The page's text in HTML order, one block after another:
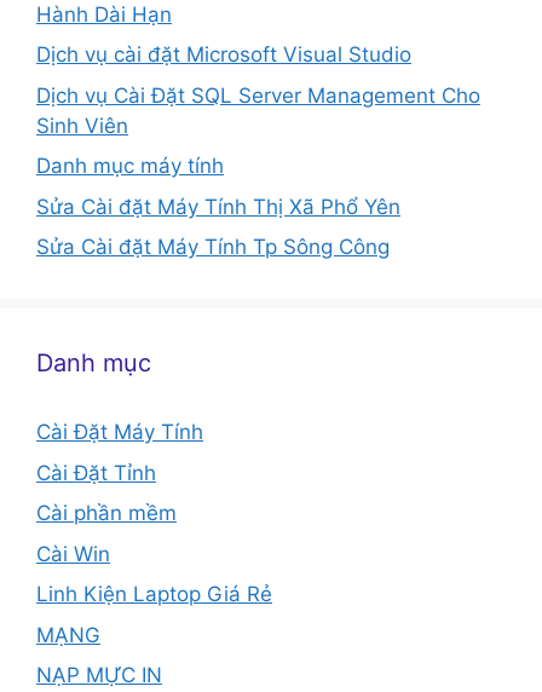
Hành Dài Hạn
Dịch vụ cài đặt Microsoft Visual Studio
Dịch vụ Cài Đặt SQL Server Management Cho
Sinh Viên
Danh mục máy tính
Sửa Cài đặt Máy Tính Thị Xã Phổ Yên
Sửa Cài đặt Máy Tính Tp Sông Công
Danh mục
Cài Đặt Máy Tính
Cài Đặt Tỉnh
Cài phần mềm
Cài Win
Linh Kiện Laptop Giá Rẻ
MẠNG
NẠP MỰC IN